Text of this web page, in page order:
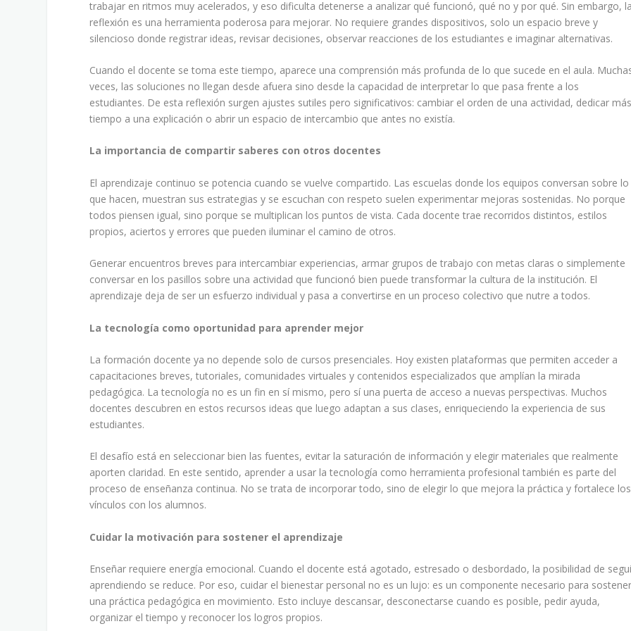
trabajar en ritmos muy acelerados, y eso dificulta detenerse a analizar qué funcionó, qué no y por qué. Sin embargo, la
reflexión es una herramienta poderosa para mejorar. No requiere grandes dispositivos, solo un espacio breve y
silencioso donde registrar ideas, revisar decisiones, observar reacciones de los estudiantes e imaginar alternativas.
Cuando el docente se toma este tiempo, aparece una comprensión más profunda de lo que sucede en el aula.
veces, las soluciones no llegan desde afuera sino desde la capacidad de interpretar lo que pasa frente a los
estudiantes. De esta reflexión surgen ajustes sutiles pero significativos: cambiar el orden de una actividad, dedicar más
tiempo a una explicación o abrir un espacio de intercambio que antes no existía.
La importancia de compartir saberes con otros docentes
El aprendizaje continuo se potencia cuando se vuelve compartido. Las escuelas donde los equipos conversan sobre lo
que hacen, muestran sus estrategias y se escuchan con respeto suelen experimentar mejoras sostenidas. No porque
todos piensen igual, sino porque se multiplican los puntos de vista. Cada docente trae recorridos distintos, estilos
propios, aciertos y errores que pueden iluminar el camino de otros.
Generar encuentros breves para intercambiar experiencias, armar grupos de trabajo con metas claras o simplemente
conversar en los pasillos sobre una actividad que funcionó bien puede transformar la cultura de la institución. El
aprendizaje deja de ser un esfuerzo individual y pasa a convertirse en un proceso colectivo que nutre a todos.
La tecnología como oportunidad para aprender mejor
La formación docente ya no depende solo de cursos presenciales. Hoy existen plataformas que permiten acceder a
capacitaciones breves, tutoriales, comunidades virtuales y contenidos especializados que amplían la mirada
pedagógica. La tecnología no es un fin en sí mismo, pero sí una puerta de acceso a nuevas perspectivas. Muchos
docentes descubren en estos recursos ideas que luego adaptan a sus clases, enriqueciendo la experiencia de sus
estudiantes.
El desafío está en seleccionar bien las fuentes, evitar la saturación de información y elegir materiales que realmente
aporten claridad. En este sentido, aprender a usar la tecnología como herramienta profesional también es parte del
proceso de enseñanza continua. No se trata de incorporar todo, sino de elegir lo que mejora la práctica y fortalece los
vínculos con los alumnos.
Cuidar la motivación para sostener el aprendizaje
Enseñar requiere energía emocional. Cuando el docente está agotado, estresado o desbordado, la posibilidad de
aprendiendo se reduce. Por eso, cuidar el bienestar personal no es un lujo: es un componente necesario para sostener
una práctica pedagógica en movimiento. Esto incluye descansar, desconectarse cuando es posible, pedir ayuda,
organizar el tiempo y reconocer los logros propios.